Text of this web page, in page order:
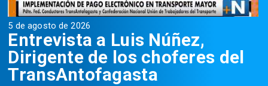
5 de agosto de 2026
Entrevista a Luis Núñez,
Dirigente de los choferes del
TransAntofagasta